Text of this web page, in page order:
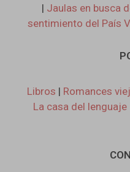
| Jaulas en busca
sentimiento del País
Libros | Romances
La casa del lenguaje